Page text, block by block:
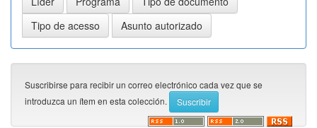
Suscribirse para recibir un correo electrónico cada vez que se
introduzca un ítem en esta colección.